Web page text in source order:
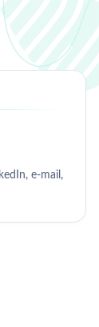
e-mail,